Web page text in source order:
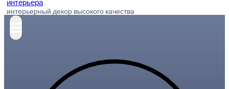
интерьерный декор высокого качества